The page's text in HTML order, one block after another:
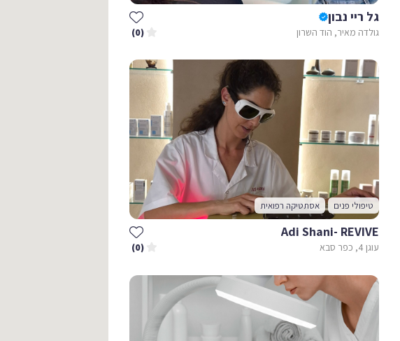
גל ריי נבון
גולדה מאיר, הוד השרון (0)
טיפולי פנים אסתטיקה רפואית
Adi Shani- REVIVE
עוגן 4, כפר סבא (0)